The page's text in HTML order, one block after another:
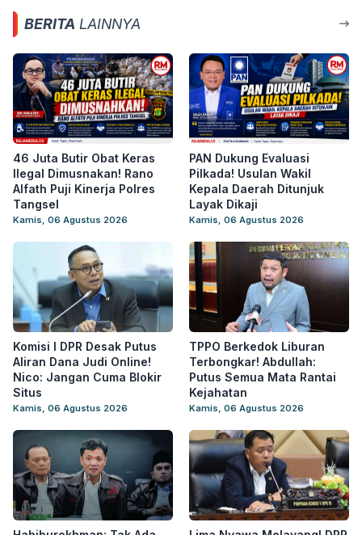
BERITA LAINNYA
46 Juta Butir Obat Keras
Ilegal Dimusnakan! Rano
Alfath Puji Kinerja Polres
Tangsel
Kamis, 06 Agustus 2026
PAN Dukung Evaluasi
Pilkada! Usulan Wakil
Kepala Daerah Ditunjuk
Layak Dikaji
Kamis, 06 Agustus 2026
Komisi I DPR Desak Putus
Aliran Dana Judi Online!
Nico: Jangan Cuma Blokir
Situs
Kamis, 06 Agustus 2026
TPPO Berkedok Liburan
Terbongkar! Abdullah:
Putus Semua Mata Rantai
Kejahatan
Kamis, 06 Agustus 2026